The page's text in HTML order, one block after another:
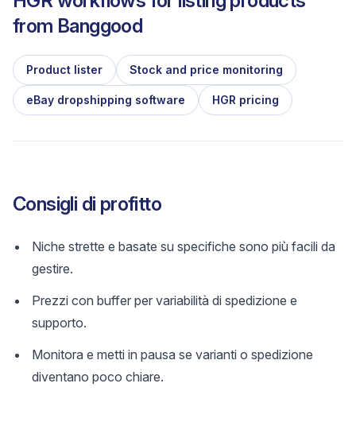
from Banggood
Product lister Stock and price monitoring
eBay dropshipping software HGR pricing
Consigli di profitto
Niche strette e basate su specifiche sono più facili da
gestire.
Prezzi con buffer per variabilità di spedizione e
supporto.
Monitora e metti in pausa se varianti o spedizione
diventano poco chiare.